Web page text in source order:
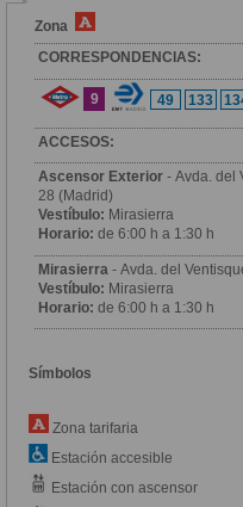
Zona
CORRESPONDENCIAS:
9 49 133
ACCESOS:
Ascensor Exterior - Avda. del
28 (Madrid)
Vestíbulo: Mirasierra
Horario: de 6:00 h a 1:30 h
Mirasierra - Avda. del
Vestíbulo: Mirasierra
Horario: de 6:00 h a 1:30 h
Símbolos
Zona tarifaria
Estación accesible
Estación con ascensor